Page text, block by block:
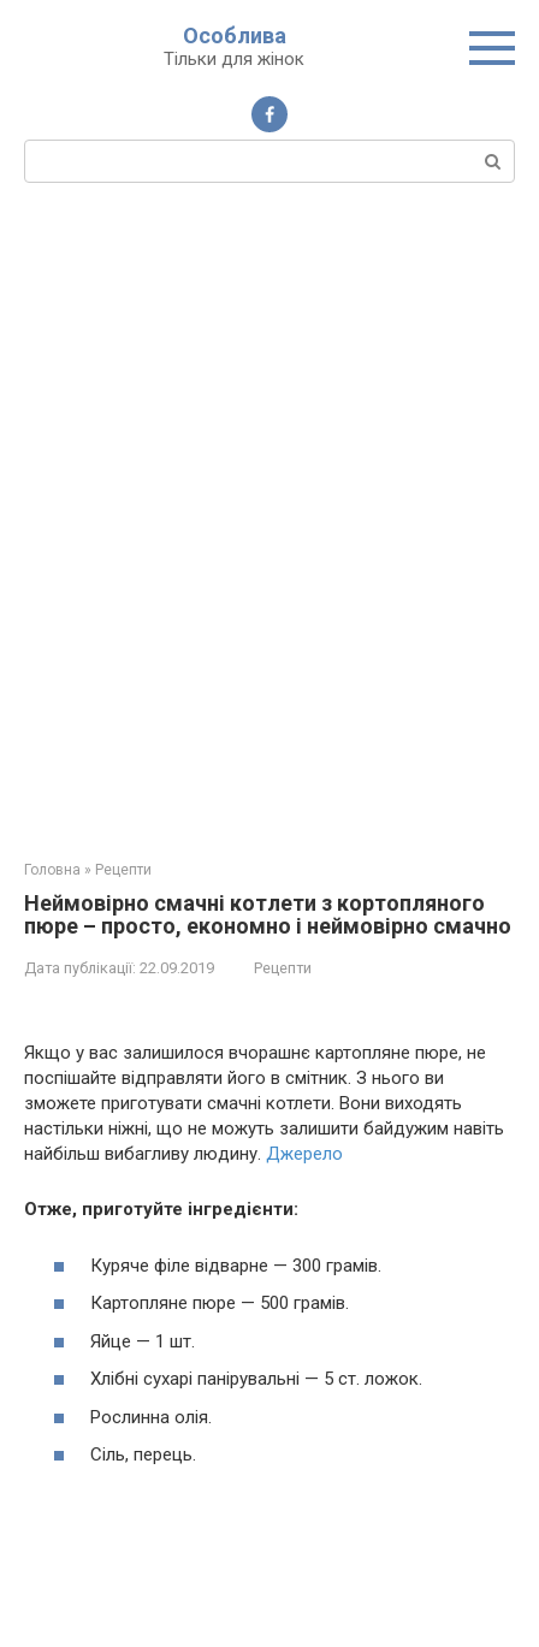
Особлива
Тільки для жінок
Пошук:
Головна » Рецепти
Неймовірно смачні котлети з кортопляного
пюре – просто, економно і неймовірно смачно
Дата публікації: 22.09.2019 Рецепти
Якщо у вас залишилося вчорашнє картопляне пюре, не
поспішайте відправляти його в смітник. З нього ви
зможете приготувати смачні котлети. Вони виходять
настільки ніжні, що не можуть залишити байдужим навіть
найбільш вибагливу людину. Джерело
Отже, приготуйте інгредієнти:
Куряче філе відварне — 300 грамів.
Картопляне пюре — 500 грамів.
Яйце — 1 шт.
Хлібні сухарі панірувальні — 5 ст. ложок.
Рослинна олія.
Сіль, перець.